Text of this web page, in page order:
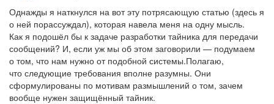
Однажды я наткнулся на вот эту потрясающую статью (здесь я
о ней порассуждал), которая навела меня на одну мысль.
Как я подошёл бы к задаче разработки тайника для передачи
сообщений? И, если уж мы об этом заговорили — подумаем
о том, что нам нужно от подобной системы.Полагаю,
что следующие требования вполне разумны. Они
сформулированы по мотивам размышлений о том, зачем
вообще нужен защищённый тайник.